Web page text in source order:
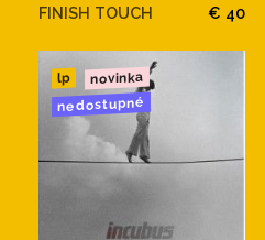
FINISH TOUCH € 40
lp novinka
nedostupné